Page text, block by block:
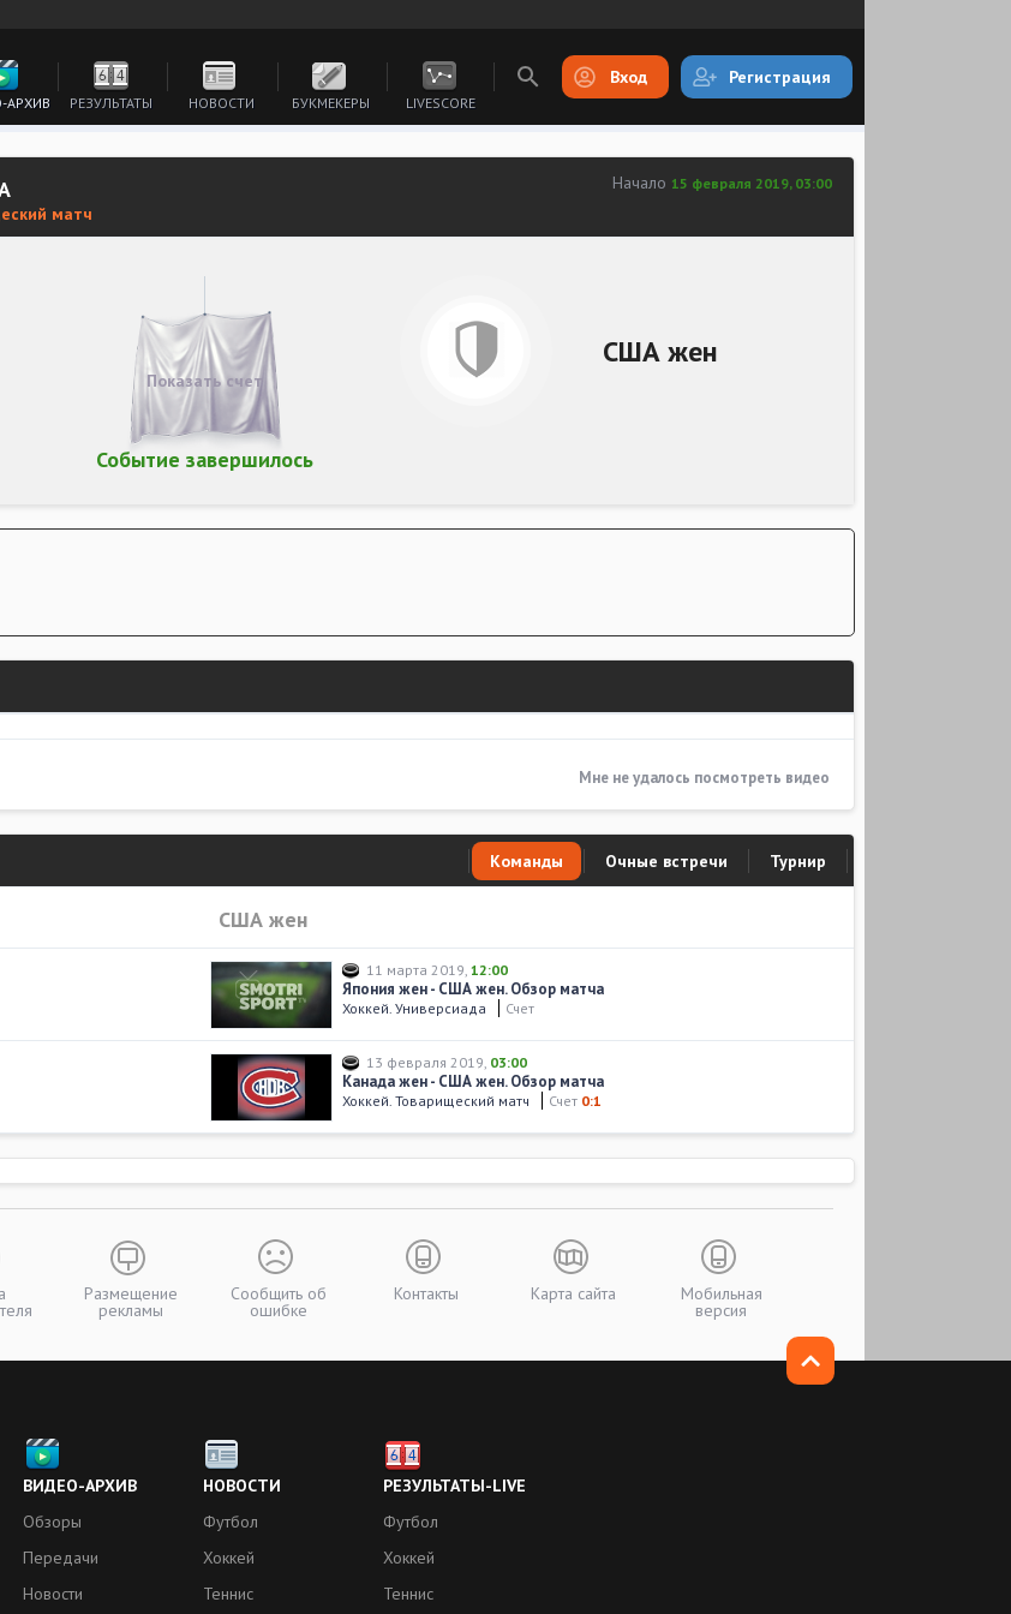
АРХИВ РЕЗУЛЬТАТЫ НОВОСТИ БУКМЕКЕРЫ LIVESCORE
Вход Регистрация
матч
Начало 15 февраля 2019, 03:00
США жен
Событие завершилось
Показать счет
Мне не удалось посмотреть видео
Команды Очные встречи Турнир
США жен
11 марта 2019, 12:00
Япония жен - США жен. Обзор матча
Хоккей. Универсиада Счет
13 февраля 2019, 03:00
Канада жен - США жен. Обзор матча
Хоккей. Товарищеский матч Счет 0:1
22 февраля 2018,07:15
01 апреля 2016
США жен - Россия жен. Обзор матча
Хоккей. Чемпионат Мира. Женщины
Финляндия жен - США жен. Обзор матча
Больше видео
Размещение
рекламы
Сообщить об
ошибке
Контакты Карта сайта Мобильная
версия
ВИДЕО-АРХИВ
Обзоры
Передачи
Новости
НОВОСТИ
Футбол
Хоккей
Теннис
РЕЗУЛЬТАТЫ-LIVE
Футбол
Хоккей
Теннис